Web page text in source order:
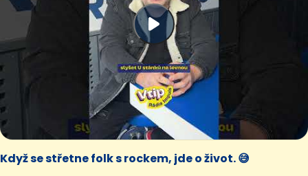
Když se střetne folk s rockem, jde o život. 😅